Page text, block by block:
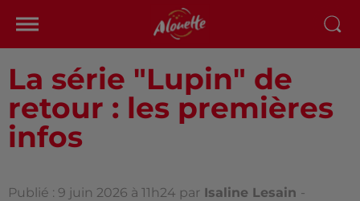
La série "Lupin" de
retour : les premières
infos
Publié : 9 juin 2026 à 11h24 par Isaline Lesain -